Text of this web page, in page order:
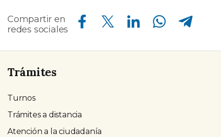
Compartir en
redes sociales
Compartir en Facebook Compartir en Twitter Compartir en Linkedin Compartir en Whatsapp Compartir en Telegram
Trámites
Turnos
Trámites a distancia
Atención a la ciudadanía